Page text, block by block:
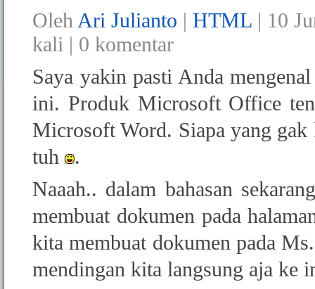
Oleh Ari Julianto | HTML | 10
kali | 0 komentar
Saya yakin pasti Anda
ini. Produk Microsoft Office
Microsoft Word. Siapa yang gak
tuh
.
Naaah.. dalam bahasan
membuat dokumen pada
kita membuat dokumen pada
mendingan kita langsung aja ke